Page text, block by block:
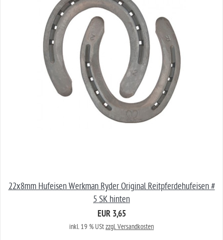
22x8mm Hufeisen Werkman Ryder Original Reitpferdehufeisen #
5 SK hinten
EUR 3,65
inkl. 19 % UStzzgl. Versandkosten